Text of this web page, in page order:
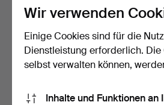
Tintenflasche aus
silbernem Metall und Gla…
16 Tage
Wir verwenden
Einige Cookies sind für die
Dienstleistung erforderlich. Die
selbst verwalten können,
Inhalte und Funktionen an